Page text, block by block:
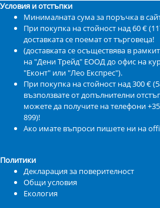
Условия и отстъпки
Минималната сума за поръчка в
При покупка на стойност над 60 €
доставката се поемат от търговеца!
(доставката се осъществява в
на "Дени Трейд" ЕООД до офис на
"Еконт" или "Лео Експрес").
При покупка на стойност над 300 €
възползвате от допълнителни
можете да получите на телефони
899)!
Ако имате въпроси пишете ни на
Политики
Декларация за поверителност
Общи условия
Екология